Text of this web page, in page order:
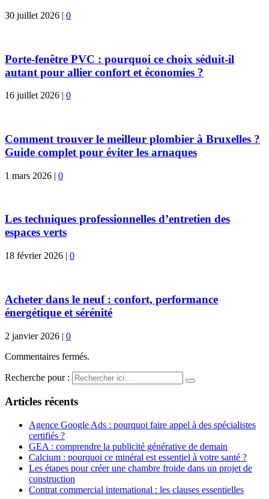
30 juillet 2026 | 0
Porte-fenêtre PVC : pourquoi ce choix séduit-il
autant pour allier confort et économies ?
16 juillet 2026 | 0
Comment trouver le meilleur plombier à Bruxelles ?
Guide complet pour éviter les arnaques
1 mars 2026 | 0
Les techniques professionnelles d’entretien des
espaces verts
18 février 2026 | 0
Acheter dans le neuf : confort, performance
énergétique et sérénité
2 janvier 2026 | 0
Commentaires fermés.
Recherche pour :
Articles récents
Agence Google Ads : pourquoi faire appel à des spécialistes
certifiés ?
GEA : comprendre la publicité générative de demain
Calcium : pourquoi ce minéral est essentiel à votre santé ?
Les étapes pour créer une chambre froide dans un projet de
construction
Contrat commercial international : les clauses essentielles